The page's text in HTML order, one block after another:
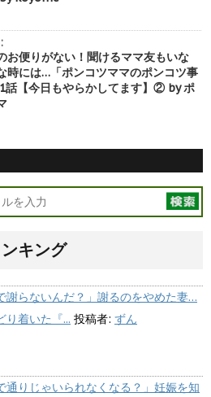
お便りがない！聞けるママ友もいな
時には…「ポンコツママのポンコツ事
話【今日もやらかしてます】② by ポ
キング
謝らないんだ？」謝るのをやめた妻…
り着いた『... 投稿者: ずん
通りじゃいられなくなる？」妊娠を知